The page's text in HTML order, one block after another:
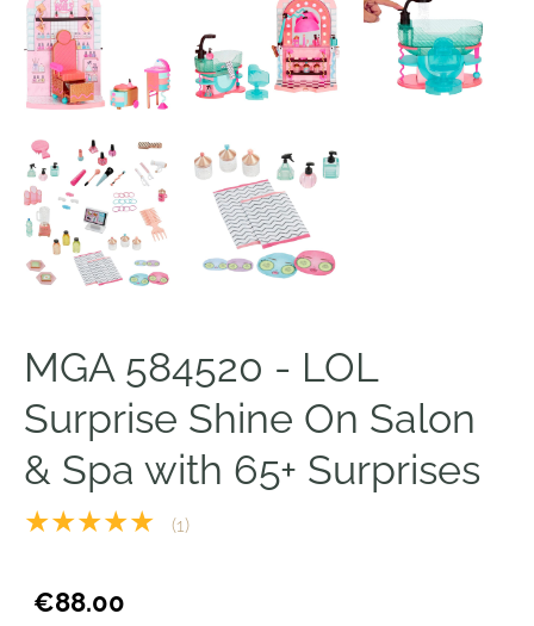
MGA 584520 - LOL
Surprise Shine On Salon
& Spa with 65+ Surprises
★★★★★ (1)
€88.00